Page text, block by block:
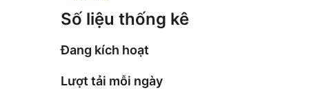
Số liệu thống kê
Đang kích hoạt
Lượt tải mỗi ngày